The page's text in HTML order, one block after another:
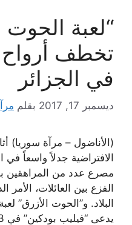
“لعبة الحوت
تخطف أرواح
في الجزائر
ديسمبر 17, 2017 بقلم
(الأناضول – مرآة سوريا)
الافتراضية جدلاً واسعاً
مصرع عدد من المراهقين
الفزع بين العائلات،
البلاد. و”الحوت الأزرق”